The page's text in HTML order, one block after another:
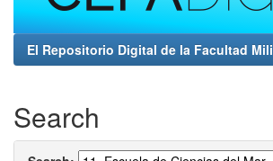
El Repositorio Digital de la Facultad
Search